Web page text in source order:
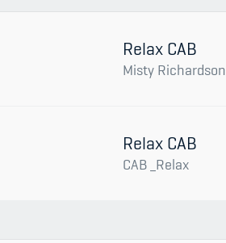
Relax CAB
Misty Richardson
Relax CAB
CAB _Relax